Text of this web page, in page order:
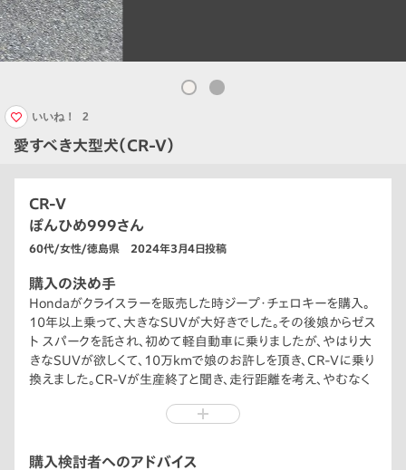
愛すべき大型犬（CR-V）
いいね！ 2
CR-V
ぽんひめ999さん
60代/女性/徳島県 2024年3月4日投稿
購入の決め手
Hondaがクライスラーを販売した時ジープ･チェロキーを購入。
10年以上乗って、大きなSUVが大好きでした。その後娘からゼス
ト スパークを託され、初めて軽自動車に乗りましたが、やはり大
きなSUVが欲しくて、10万kmで娘のお許しを頂き、CR-Vに乗り
換えました。CR-Vが生産終了と聞き、走行距離を考え、やむなく
購入検討者へのアドバイス